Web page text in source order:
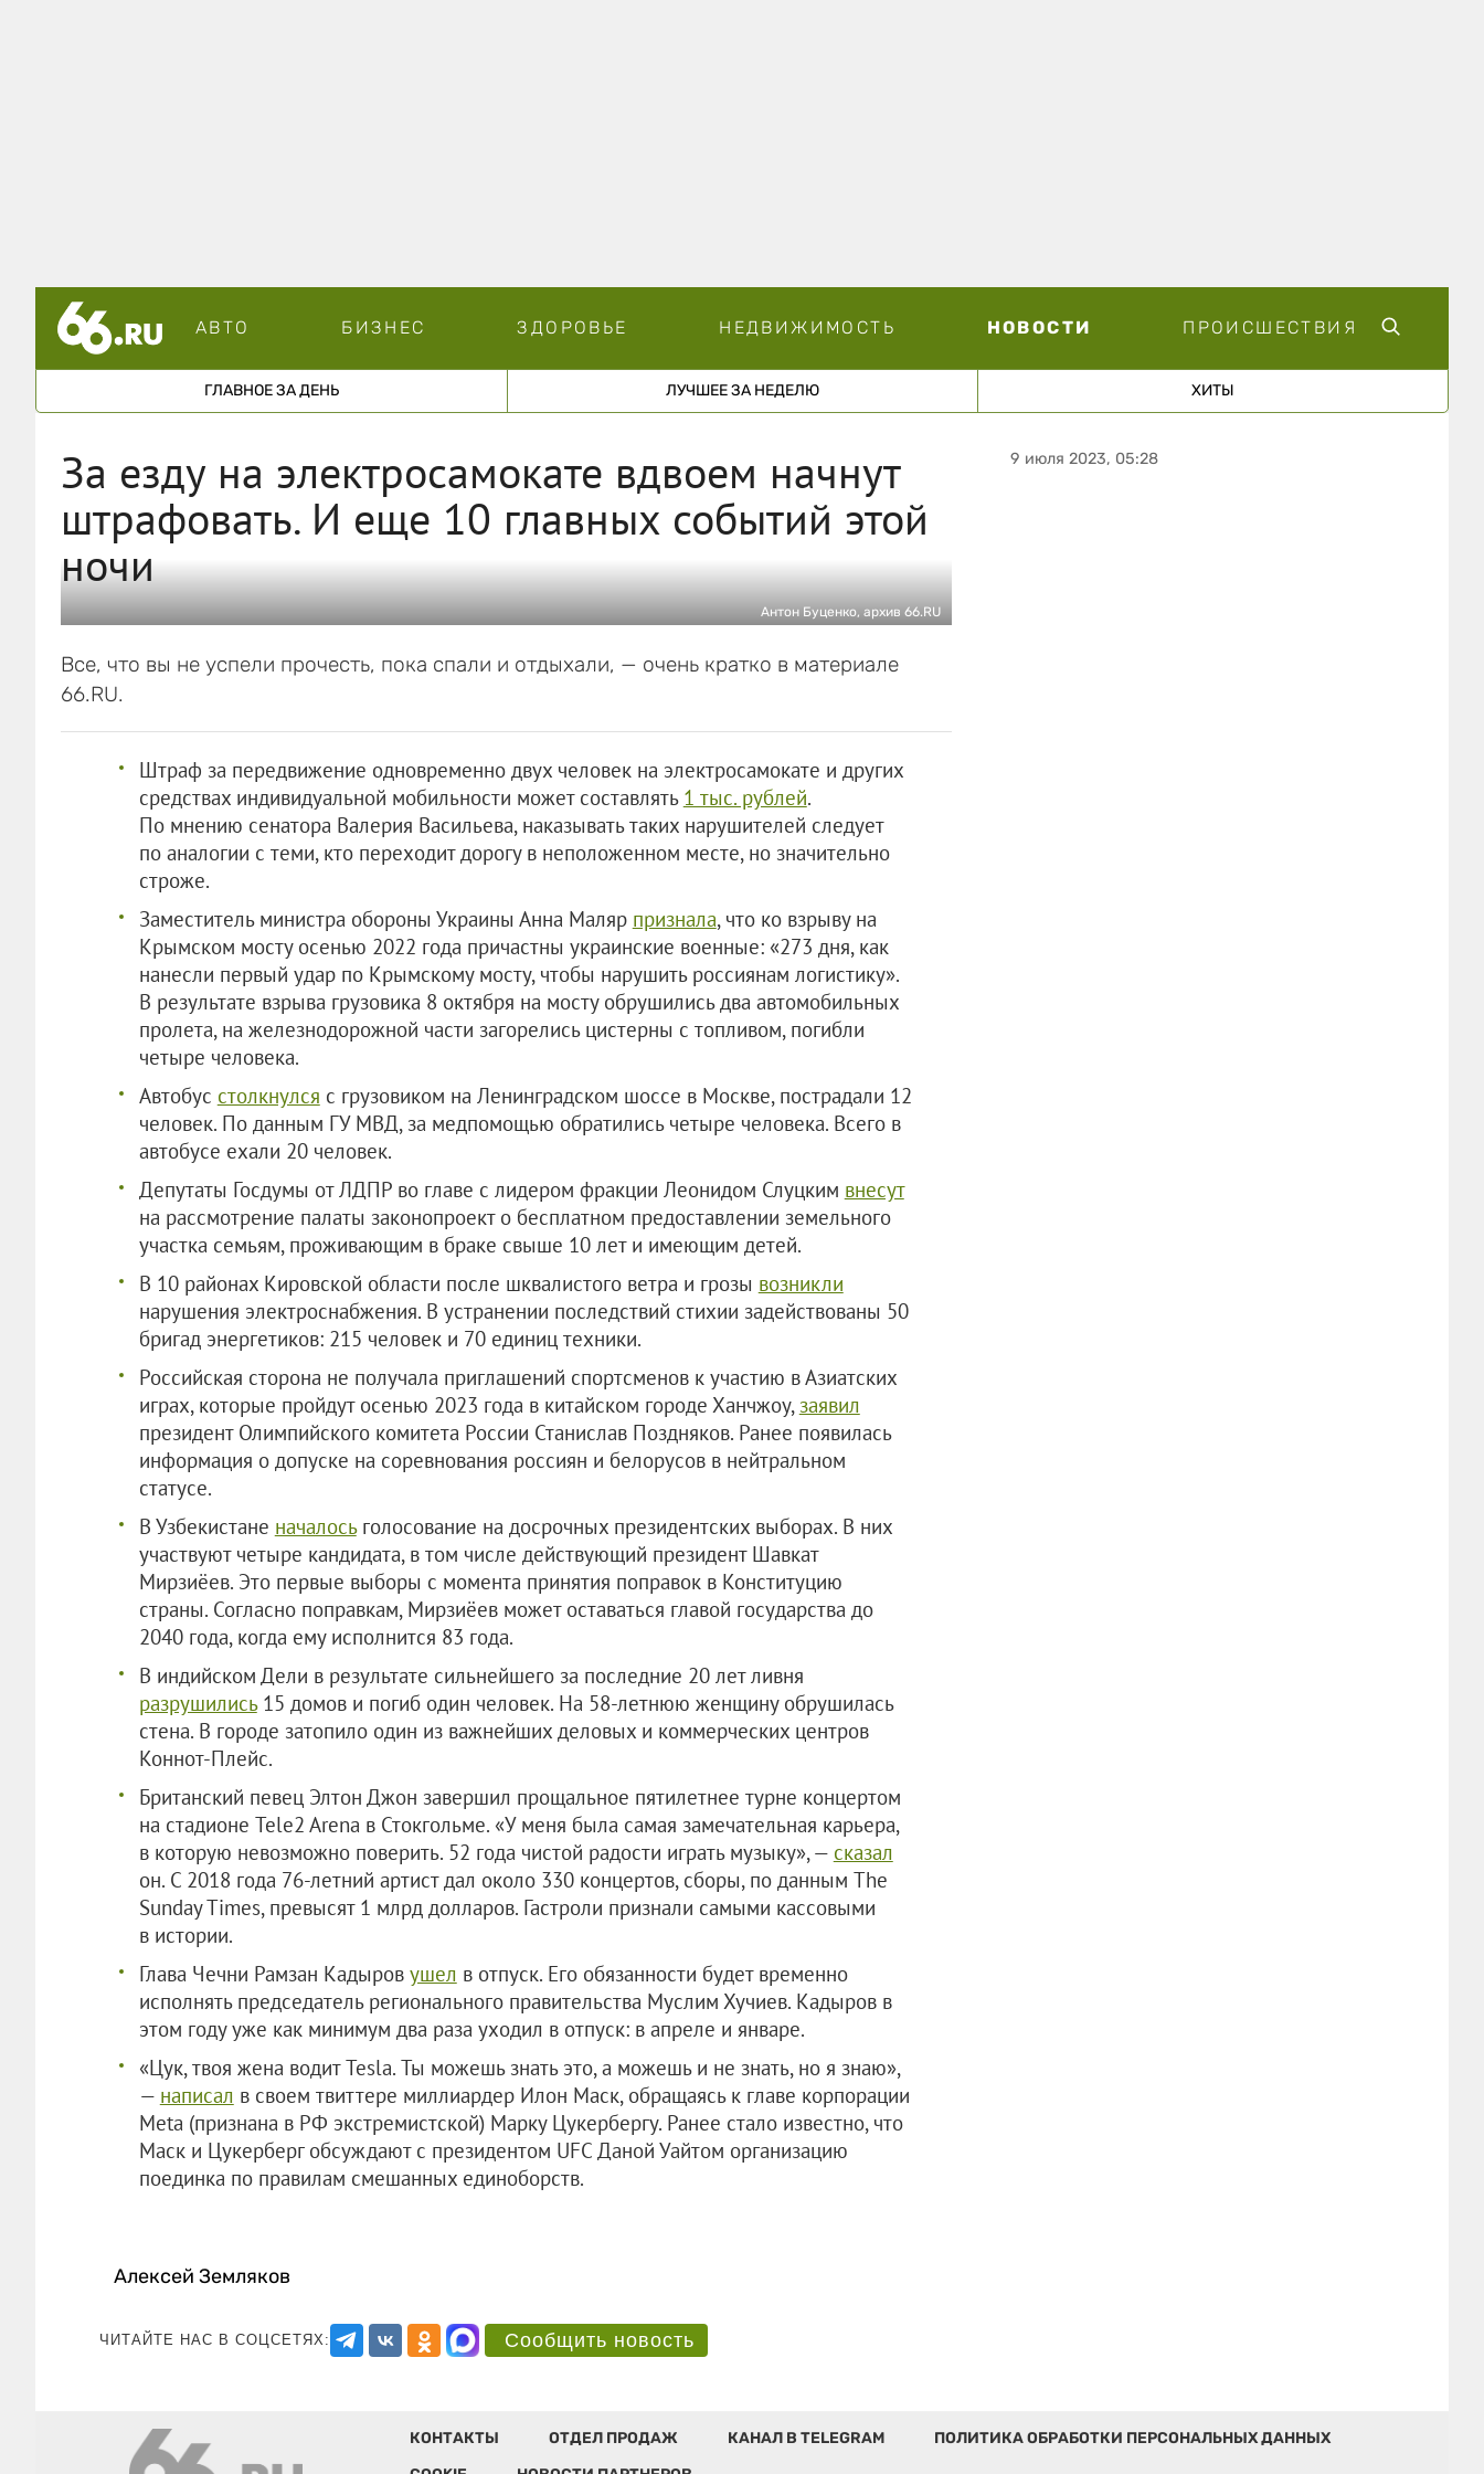
АВТО БИЗНЕС ЗДОРОВЬЕ НЕДВИЖИМОСТЬ НОВОСТИ ПРОИСШЕСТВИЯ
ГЛАВНОЕ ЗА ДЕНЬ ЛУЧШЕЕ ЗА НЕДЕЛЮ ХИТЫ
За езду на электросамокате вдвоем начнут
штрафовать. И еще 10 главных событий этой
ночи
Антон Буценко, архив 66.RU
Все, что вы не успели прочесть, пока спали и отдыхали, — очень кратко в материале
66.RU.
Штраф за передвижение одновременно двух человек на электросамокате и других
средствах индивидуальной мобильности может составлять 1 тыс. рублей.
По мнению сенатора Валерия Васильева, наказывать таких нарушителей следует
по аналогии с теми, кто переходит дорогу в неположенном месте, но значительно
строже.
Заместитель министра обороны Украины Анна Маляр признала, что ко взрыву на
Крымском мосту осенью 2022 года причастны украинские военные: «273 дня, как
нанесли первый удар по Крымскому мосту, чтобы нарушить россиянам логистику».
В результате взрыва грузовика 8 октября на мосту обрушились два автомобильных
пролета, на железнодорожной части загорелись цистерны с топливом, погибли
четыре человека.
Автобус столкнулся с грузовиком на Ленинградском шоссе в Москве, пострадали 12
человек. По данным ГУ МВД, за медпомощью обратились четыре человека. Всего в
автобусе ехали 20 человек.
Депутаты Госдумы от ЛДПР во главе с лидером фракции Леонидом Слуцким внесут
на рассмотрение палаты законопроект о бесплатном предоставлении земельного
участка семьям, проживающим в браке свыше 10 лет и имеющим детей.
В 10 районах Кировской области после шквалистого ветра и грозы возникли
нарушения электроснабжения. В устранении последствий стихии задействованы 50
бригад энергетиков: 215 человек и 70 единиц техники.
Российская сторона не получала приглашений спортсменов к участию в Азиатских
играх, которые пройдут осенью 2023 года в китайском городе Ханчжоу, заявил
президент Олимпийского комитета России Станислав Поздняков. Ранее появилась
информация о допуске на соревнования россиян и белорусов в нейтральном
статусе.
В Узбекистане началосьголосование на досрочных президентских выборах. В них
участвуют четыре кандидата, в том числе действующий президент Шавкат
Мирзиёев. Это первые выборы с момента принятия поправок в Конституцию
страны. Согласно поправкам, Мирзиёев может оставаться главой государства до
2040 года, когда ему исполнится 83 года.
В индийском Дели в результате сильнейшего за последние 20 лет ливня
разрушились15 домов и погиб один человек. На 58-летнюю женщину обрушилась
стена. В городе затопило один из важнейших деловых и коммерческих центров
Коннот-Плейс.
Британский певец Элтон Джон завершил прощальное пятилетнее турне концертом
на стадионе Tele2 Arena в Стокгольме. «У меня была самая замечательная карьера,
в которую невозможно поверить. 52 года чистой радости играть музыку», — сказал
он. С 2018 года 76-летний артист дал около 330 концертов, сборы, по данным The
Sunday Times, превысят 1 млрд долларов. Гастроли признали самыми кассовыми
в истории.
Глава Чечни Рамзан Кадыров ушел в отпуск. Его обязанности будет временно
исполнять председатель регионального правительства Муслим Хучиев. Кадыров в
этом году уже как минимум два раза уходил в отпуск: в апреле и январе.
«Цук, твоя жена водит Tesla. Ты можешь знать это, а можешь и не знать, но я знаю»,
— написал в своем твиттере миллиардер Илон Маск, обращаясь к главе корпорации
Meta (признана в РФ экстремистской) Марку Цукербергу. Ранее стало известно, что
Маск и Цукерберг обсуждают с президентом UFC Даной Уайтом организацию
поединка по правилам смешанных единоборств.
Алексей Земляков
ЧИТАЙТЕ НАС В СОЦСЕТЯХ: Сообщить новость
9 июля 2023, 05:28
КОНТАКТЫ ОТДЕЛ ПРОДАЖ КАНАЛ В TELEGRAM
ПОЛИТИКА ОБРАБОТКИ ПЕРСОНАЛЬНЫХ ДАННЫХ